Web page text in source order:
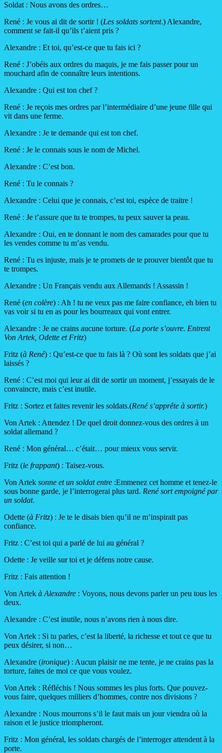
Soldat : Nous avons des ordres…
René : Je vous ai dit de sortir ! (Les soldats sortent.) Alexandre,
comment se fait-il qu’ils t’aient pris ?
Alexandre : Et toi, qu’est-ce que tu fais ici ?
René : J’obéis aux ordres du maquis, je me fais passer pour un
mouchard afin de connaître leurs intentions.
Alexandre : Qui est ton chef ?
René : Je reçois mes ordres par l’intermédiaire d’une jeune fille qui
vit dans une ferme.
Alexandre : Je te demande qui est ton chef.
René : Je le connais sous le nom de Michel.
Alexandre : C’est bon.
René : Tu le connais ?
Alexandre : Celui que je connais, c’est toi, espèce de traitre !
René : Je t’assure que tu te trompes, tu peux sauver ta peau.
Alexandre : Oui, en te donnant le nom des camarades pour que tu
les vendes comme tu m’as vendu.
René : Tu es injuste, mais je te promets de te prouver bientôt que tu
te trompes.
Alexandre : Un Français vendu aux Allemands ! Assassin !
René (en colère) : Ah ! tu ne veux pas me faire confiance, eh bien tu
vas voir si tu en as pour les bourreaux qui vont entrer.
Alexandre : Je ne crains aucune torture. (La porte s’ouvre. Entrent
Von Artek, Odette et Fritz)
Fritz (à René) : Qu’est-ce que tu fais là ? Où sont les soldats que j’ai
laissés ?
René : C’est moi qui leur ai dit de sortir un moment, j’essayais de le
convaincre, mais c’est inutile.
Fritz : Sortez et faites revenir les soldats.(René s’apprête à sortir.)
Von Artek : Attendez ! De quel droit donnez-vous des ordres à un
soldat allemand ?
René : Mon général… c’était… pour mieux vous servir.
Fritz (le frappant) : Taisez-vous.
Von Artek sonne et un soldat entre :Emmenez cet homme et tenez-le
sous bonne garde, je l’interrogerai plus tard. René sort empoigné par
un soldat.
Odette (à Fritz) : Je te le disais bien qu’il ne m’inspirait pas
confiance.
Fritz : C’est toi qui a parlé de lui au général ?
Odette : Je veille sur toi et je défens notre cause.
Fritz : Fais attention !
Von Artek à Alexandre : Voyons, nous devons parler un peu tous les
deux.
Alexandre : C’est inutile, nous n’avons rien à nous dire.
Von Artek : Si tu parles, c’est la liberté, la richesse et tout ce que tu
peux désirer, si non…
Alexandre (ironique) : Aucun plaisir ne me tente, je ne crains pas la
torture, faites de moi ce que vous voulez.
Von Artek : Réfléchis ! Nous sommes les plus forts. Que pouvez-
vous faire, quelques milliers d’hommes, contre nos divisions ?
Alexandre : Nous mourrons s’il le faut mais un jour viendra où la
raison et le justice triompheront.
Fritz : Mon général, les soldats chargés de l’interroger attendent à la
porte.